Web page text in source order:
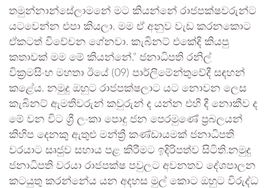
තමුන්නාන්සේලාමනේ මට කියන්නේ රාජපක්ෂවරුන්ට
යටවෙන්න එපා කියලා. මම ඒ අනුව වැඩ කරනකොට
ඒකටත් විවේචන ගේනවා. කැබිනට් එකේදි කියපු
කතාවක් මම මේ කියන්නේ.” ජනාධිපති රනිල්
වික්‍රමසිංහ මහතා ඊයේ (09) පාර්ලිමේන්තුවේදී සඳහන්
කළේය. නමුදු ඔහුට රාජපක්ෂලාට යට නොවන ලෙස
කැබිනට් ඇමතිවරුන් කවුරුන් ද යන්න එහි දී නොකීව ද
මේ වන විට ශ්‍රී ලංකා පොදු ජන පෙරමුණේ ප්‍රබලයන්
කිහිප දෙනකු ඇතුළු මන්ත්‍රී කණ්ඩායමක් ජනාධිපති
වරයාට සෘජුව සහාය පළ කිරීමට ඉදිරිපත්ව සිටිති.නමුදු
ජනාධිපති වරයා රාජපක්ෂ පවුලට අවනතව දේශපාලන
කටයුතු කරන්නේය යන අදහස මුල් කොට ඔහුට විරුද්ධ